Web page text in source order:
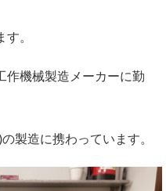
。
作機械製造メーカーに勤
製造に携わっています。